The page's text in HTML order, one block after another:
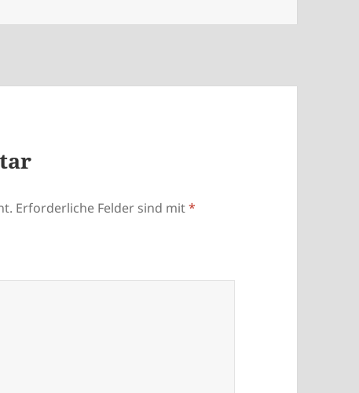
Erforderliche Felder sind mit*